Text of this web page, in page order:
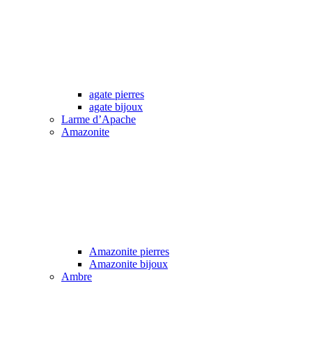
agate pierres
agate bijoux
Larme d’Apache
Amazonite
Amazonite pierres
Amazonite bijoux
Ambre